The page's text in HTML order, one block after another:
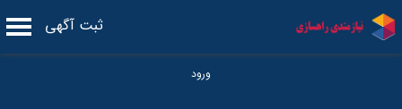
ثبت آگهی